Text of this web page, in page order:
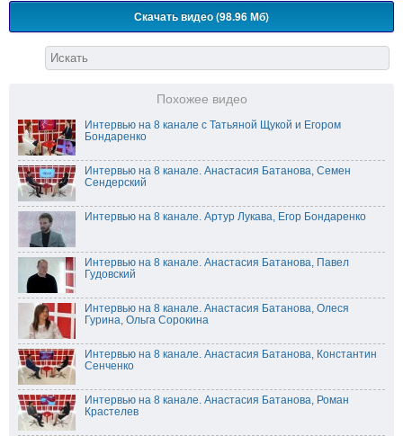
Скачать видео (98.96 Мб)
Похожее видео
Интервью на 8 канале с Татьяной Щукой и Егором
Бондаренко
Интервью на 8 канале. Анастасия Батанова, Семен
Сендерский
Интервью на 8 канале. Артур Лукава, Егор Бондаренко
Интервью на 8 канале. Анастасия Батанова, Павел
Гудовский
Интервью на 8 канале. Анастасия Батанова, Олеся
Гурина, Ольга Сорокина
Интервью на 8 канале. Анастасия Батанова, Константин
Сенченко
Интервью на 8 канале. Анастасия Батанова, Роман
Крастелев